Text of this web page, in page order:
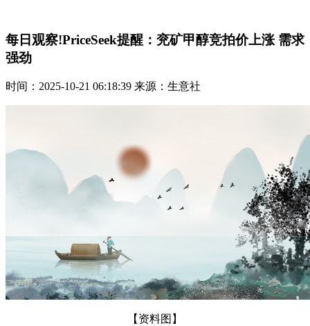
每日观察!PriceSeek提醒：兖矿甲醇竞拍价上涨 需求
强劲
时间：2025-10-21 06:18:39 来源：生意社
【资料图】